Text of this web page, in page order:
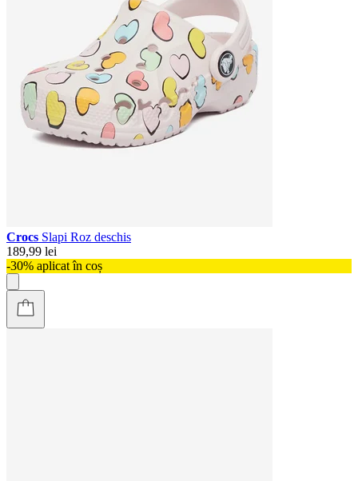
Crocs Slapi Roz deschis
189,99 lei
-30% aplicat în coș